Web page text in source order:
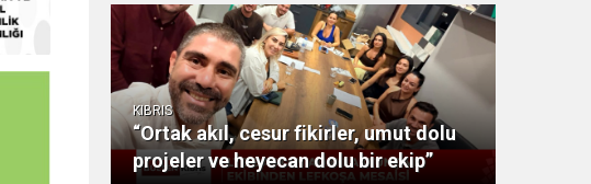
KIBRIS
“Ortak akıl, cesur fikirler, umut dolu
projeler ve heyecan dolu bir ekip”